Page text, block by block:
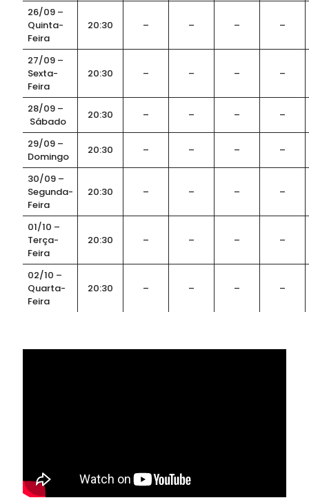
26/09 –
Quinta-
Feira
20:30 – – – –
27/09 –
Sexta-
Feira
20:30 – – – –
28/09 –
Sábado
20:30 – – – –
29/09 –
Domingo
20:30 – – – –
30/09 –
Segunda-
Feira
20:30 – – – –
01/10 –
Terça-
Feira
20:30 – – – –
02/10 –
Quarta-
Feira
20:30 – – – –